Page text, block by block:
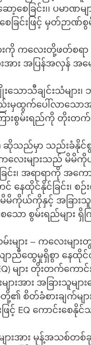
ော့စေခြင်း၊၊ ပမာ
းစေခြင်းဖြင့် မှတ်ဉ
ကို ကလေးတို့ဖတ်စရာ
အား အပြန်အလှန် အမ
းသောသီချင်းသံမျာ
းမှထွက်ပေါ်လာသော
ြားစွမ်းရည်ကို တိုး
ဆိုသည်မှာ သည်း
ကလေးများသည် မိမိ
ြင်း၊ အရာရာကို အကော
ထိုင်နိုင်ခြင်း၊ စဉ်းစ
မိမိကိုယ်ကိုနှင့် အခြား
ော စွမ်းရည်များ ရှိ
များ – ကလေးများတွ
ာညီထွေမှုရှိစွာ နေထို
များ တိုးတက်ကော
အား အခြားသူမျာ
၏ စိတ်ခံစားချက်မျ
ြင့် EQ ကောင်းစေနို
များအား မုန့်အသစ်